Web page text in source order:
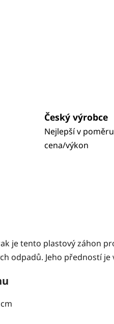
Český výrobce
Nejlepší v poměru
cena/výkon
je tento plastový záhon
odpadů. Jeho předností